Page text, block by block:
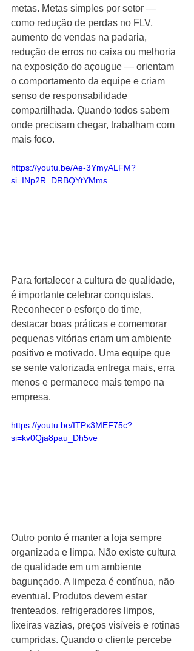
metas. Metas simples por setor —
como redução de perdas no FLV,
aumento de vendas na padaria,
redução de erros no caixa ou melhoria
na exposição do açougue — orientam
o comportamento da equipe e criam
senso de responsabilidade
compartilhada. Quando todos sabem
onde precisam chegar, trabalham com
mais foco.
https://youtu.be/Ae-3YmyALFM?
si=INp2R_DRBQYtYMms
Para fortalecer a cultura de qualidade,
é importante celebrar conquistas.
Reconhecer o esforço do time,
destacar boas práticas e comemorar
pequenas vitórias criam um ambiente
positivo e motivado. Uma equipe que
se sente valorizada entrega mais, erra
menos e permanece mais tempo na
empresa.
https://youtu.be/ITPx3MEF75c?
si=kv0Qja8pau_Dh5ve
Outro ponto é manter a loja sempre
organizada e limpa. Não existe cultura
de qualidade em um ambiente
bagunçado. A limpeza é contínua, não
eventual. Produtos devem estar
frenteados, refrigeradores limpos,
lixeiras vazias, preços visíveis e rotinas
cumpridas. Quando o cliente percebe